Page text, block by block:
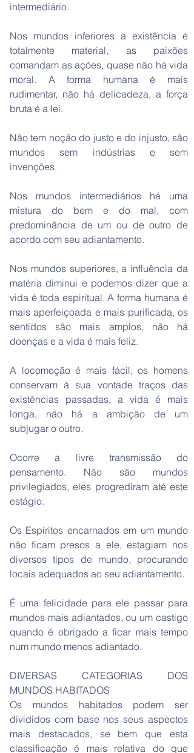
intermediário.
Nos mundos inferiores a existência é
totalmente material, as paixões
comandam as ações, quase não há vida
moral. A forma humana é mais
rudimentar, não há delicadeza, a força
bruta é a lei.
Não tem noção do justo e do injusto, são
mundos sem indústrias e sem
invenções.
Nos mundos intermediários há uma
mistura do bem e do mal, com
predominância de um ou de outro de
acordo com seu adiantamento.
Nos mundos superiores, a influência da
matéria diminui e podemos dizer que a
vida é toda espiritual. A forma humana é
mais aperfeiçoada e mais purificada, os
sentidos são mais amplos, não há
doenças e a vida é mais feliz.
A locomoção é mais fácil, os homens
conservam à sua vontade traços das
existências passadas, a vida é mais
longa, não há a ambição de um
subjugar o outro.
Ocorre a livre transmissão do
pensamento. Não são mundos
privilegiados, eles progrediram até este
estágio.
Os Espíritos encarnados em um mundo
não ficam presos a ele, estagiam nos
diversos tipos de mundo, procurando
locais adequados ao seu adiantamento.
É uma felicidade para ele passar para
mundos mais adiantados, ou um castigo
quando é obrigado a ficar mais tempo
num mundo menos adiantado.
DIVERSAS CATEGORIAS DOS
MUNDOS HABITADOS
Os mundos habitados podem ser
divididos com base nos seus aspectos
mais destacados, se bem que esta
classificação é mais relativa do que